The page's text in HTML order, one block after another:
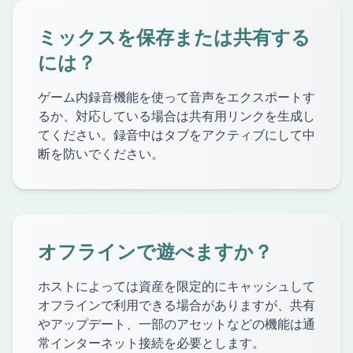
ミックスを保存または共有する
には？
ゲーム内録音機能を使って音声をエクスポートす
るか、対応している場合は共有用リンクを生成し
てください。録音中はタブをアクティブにして中
断を防いでください。
オフラインで遊べますか？
ホストによっては資産を限定的にキャッシュして
オフラインで利用できる場合がありますが、共有
やアップデート、一部のアセットなどの機能は通
常インターネット接続を必要とします。